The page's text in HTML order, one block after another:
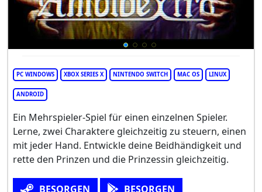
PC WINDOWS XBOX SERIES X NINTENDO SWITCH MAC OS LINUX
ANDROID
Ein Mehrspieler-Spiel für einen einzelnen Spieler.
Lerne, zwei Charaktere gleichzeitig zu steuern, einen
mit jeder Hand. Entwickle deine Beidhändigkeit und
rette den Prinzen und die Prinzessin gleichzeitig.
BESORGEN BESORGEN